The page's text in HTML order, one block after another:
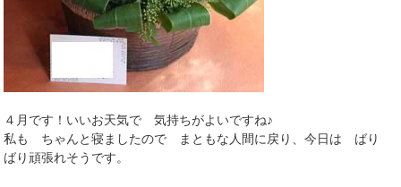
４月です！いいお天気で 気持ちがよいですね♪
私も ちゃんと寝ましたので まともな人間に戻り、今日は ばり
ばり頑張れそうです。